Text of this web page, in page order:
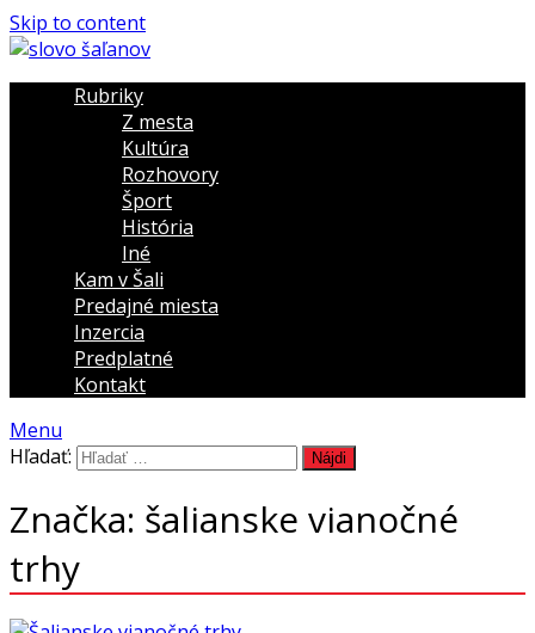
Skip to content
Rubriky
Z mesta
Kultúra
Rozhovory
Šport
História
Iné
Kam v Šali
Predajné miesta
Inzercia
Predplatné
Kontakt
Menu
Hľadať:
Značka: šalianske vianočné
trhy